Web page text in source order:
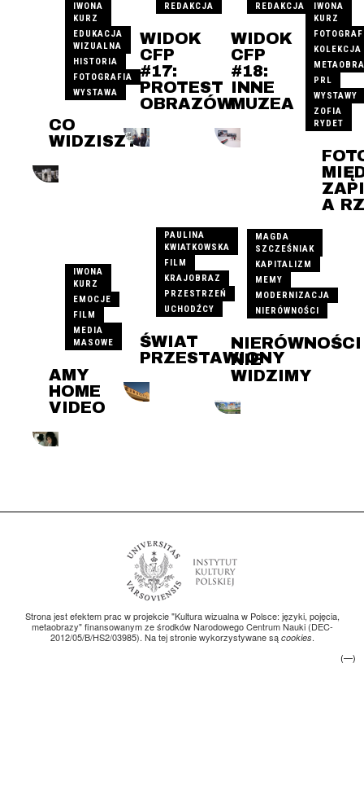
IWONA
KURZ
EDUKACJA
WIZUALNA
HISTORIA
FOTOGRAFIA
WYSTAWA
CO
WIDZISZ?
REDAKCJA
WIDOK
CFP
#17:
PROTEST
OBRAZÓW
REDAKCJA
WIDOK
CFP
#18:
INNE
MUZEA
IWONA
KURZ
KOLEKCJA
PRL
WYSTAWY
ZOFIA
RYDET
A
PAULINA
KWIATKOWSKA
FILM
KRAJOBRAZ
PRZESTRZEŃ
UCHODŹCY
ŚWIAT
PRZESTAWIONY
MAGDA
SZCZEŚNIAK
KAPITALIZM
MEMY
MODERNIZACJA
NIERÓWNOŚCI
NIERÓWNOŚCI
NIE
WIDZIMY
IWONA
KURZ
EMOCJE
FILM
MEDIA
MASOWE
AMY
HOME
VIDEO
Strona jest efektem prac w projekcie "Kultura wizualna w Polsce: języki, pojęcia,
metaobrazy" finansowanym ze środków Narodowego Centrum Nauki (DEC-
2012/05/B/HS2/03985). Na tej stronie wykorzystywane są cookies.
(—)